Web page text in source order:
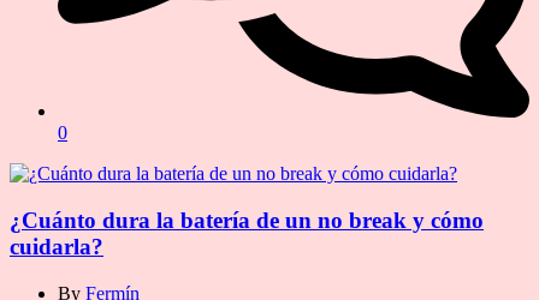
0
¿Cuánto dura la batería de un no break y cómo
cuidarla?
By Fermín